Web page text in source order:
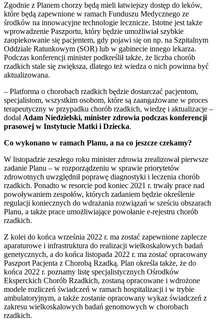
Zgodnie z Planem chorzy będą mieli łatwiejszy dostęp do leków,
które będą zapewnione w ramach Funduszu Medycznego ze
środków na innowacyjne technologie lecznicze. Istotne jest także
wprowadzenie Paszportu, który będzie umożliwiał szybkie
zaopiekowanie się pacjentem, gdy pojawi się on np. na Szpitalnym
Oddziale Ratunkowym (SOR) lub w gabinecie innego lekarza.
Podczas konferencji minister podkreślił także, że liczba chorób
rzadkich stale się zwiększa, dlatego też wiedza o nich powinna być
aktualizowana.
– Platforma o chorobach rzadkich będzie dostarczać pacjentom,
specjalistom, wszystkim osobom, które są zaangażowane w proces
terapeutyczny w przypadku chorób rzadkich, wiedzę i aktualizacje –
dodał Adam Niedzielski, minister zdrowia podczas konferencji
prasowej w Instytucie Matki i Dziecka.
Co wykonano w ramach Planu, a na co jeszcze czekamy?
W listopadzie zeszłego roku minister zdrowia zrealizował pierwsze
zadanie Planu – w rozporządzeniu w sprawie priorytetów
zdrowotnych uwzględnił poprawę diagnostyki i leczenia chorób
rzadkich. Ponadto w resorcie pod koniec 2021 r. trwały prace nad
powoływaniem zespołów, których zadaniem będzie określenie
regulacji koniecznych do wdrażania rozwiązań w sześciu obszarach
Planu, a także prace umożliwiające powołanie e-rejestru chorób
rzadkich.
Z kolei do końca września 2022 r. ma zostać zapewnione zaplecze
aparaturowe i infrastruktura do realizacji wielkoskalowych badań
genetycznych, a do końca listopada 2022 r. ma zostać opracowany
Paszport Pacjenta z Chorobą Rzadką. Plan określa także, że do
końca 2022 r. poznamy listę specjalistycznych Ośrodków
Eksperckich Chorób Rzadkich, zostaną opracowane i wdrożone
modele rozliczeń świadczeń w ramach hospitalizacji i w trybie
ambulatoryjnym, a także zostanie opracowany wykaz świadczeń z
zakresu wielkoskalowych badań genomowych w chorobach
rzadkich.